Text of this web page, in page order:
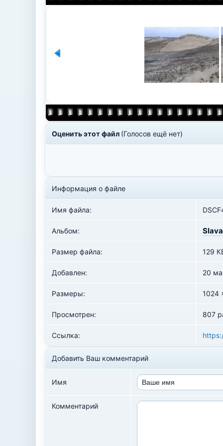
Оценить этот файл (Голосов ещё нет)
Информация о файле
Имя файла:
Альбом: Slava
Размер файла: 129
Добавлен: 20
Размеры: 1024
Просмотрен: 807
Ссылка:
Добавить Ваш комментарий
Имя
Комментарий